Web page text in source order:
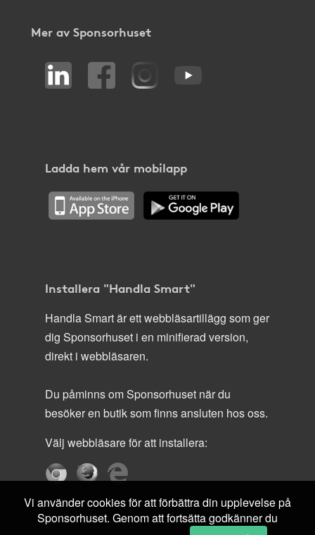
Mer av Sponsorhuset
Ladda hem vår mobilapp
Installera "Handla Smart"
Handla Smart är ett webbläsartillägg som ger
dig Sponsorhuset i en minifierad version,
direkt i webbläsaren.
Du påminns om Sponsorhuset när du
besöker en butik som finns ansluten hos oss.
Välj webbläsare för att installera:
Vi använder cookies för att förbättra din upplevelse på
Sponsorhuset. Genom att fortsätta godkänner du